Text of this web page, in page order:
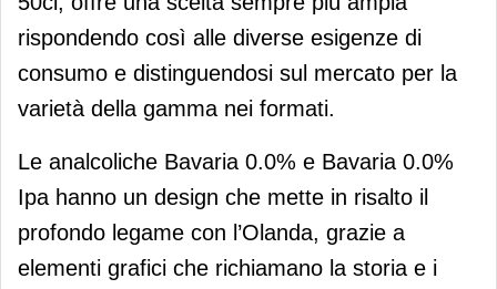
rispondendo così alle diverse esigenze di
consumo e distinguendosi sul mercato per la
varietà della gamma nei formati.
Le analcoliche Bavaria 0.0% e Bavaria 0.0%
Ipa hanno un design che mette in risalto il
profondo legame con l’Olanda, grazie a
elementi grafici che richiamano la storia e i